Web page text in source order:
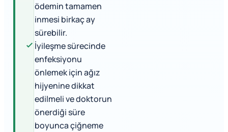
ödemin tamamen
inmesi birkaç ay
sürebilir.
İyileşme sürecinde
enfeksiyonu
önlemek için ağız
hijyenine dikkat
edilmeli ve doktorun
önerdiği süre
boyunca çiğneme